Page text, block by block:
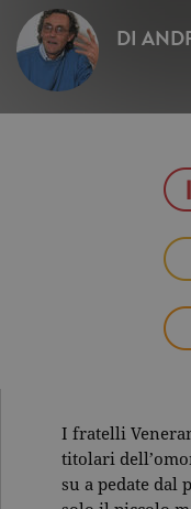
DI
I fratelli
titolari
su a pedate dal